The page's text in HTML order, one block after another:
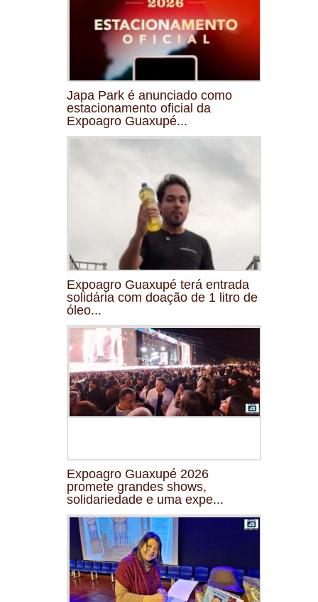
Japa Park é anunciado como
estacionamento oficial da
Expoagro Guaxupé...
Expoagro Guaxupé terá entrada
solidária com doação de 1 litro de
óleo...
Expoagro Guaxupé 2026
promete grandes shows,
solidariedade e uma expe...